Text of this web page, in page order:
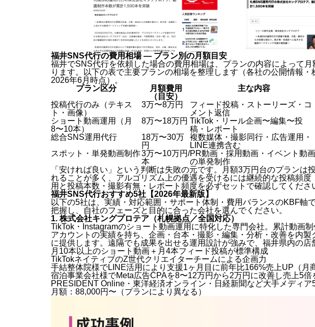
福井SNS代行の費用相場 — プラン別の月額目安
福井でSNS代行を依頼した場合の費用相場は、プランの内容によって
ります。以下の表で主要プランの相場を整理します（各社の公開情報・
2026年6月時点）。
プラン区分
月額費用
（目安）
主な内容
投稿代行のみ（テキス
ト・画像）
3万〜8万円
フィード投稿・ストーリーズ・コ
メント返信
ショート動画運用（月
8〜10本）
8万〜18万円 TikTok・リール企画〜編集〜投
稿・レポート
総合SNS運用代行
18万〜30万
円
複数媒体・撮影同行・広告運用・
LINE連携含む
スポット・単発動画制作3万〜10万円/
本
PR動画・採用動画・イベント動画
の単発制作
「安ければ良い」という判断は失敗の元です。月額3万円台のプランは
れることが多く、アルゴリズム上の優遇を受けるには継続的な投稿頻
用と投稿本数・撮影有無・レポート頻度を必ずセットで確認してくださ
福井SNS代行おすすめ5社【2026年最新版】
以下の5社は、実績・対応範囲・サポート体制・費用バランスのKBF軸
把握し、自社のフェーズと目的に合った会社を選んでください。
1. 株式会社キングプロテア（札幌拠点／全国対応）
TikTok・Instagramのショート動画運用に特化した専門会社。累計動画
アカウントの実績を持ち、企画・台本・撮影・編集・分析・改善を内
に提供します。遠隔でも成果を出せる運用設計が強みで、福井県内の店
月10本以上のショート動画＋月4本フィード投稿が標準構成
TikTokネイティブのZ世代クリエイターチームによる企画力
手結整体院様でLINE活用により支援1ヶ月目に前年比166%売上UP（
宿泊事業会社様でMeta広告CPAを8〜12万円から2万円に改善し売上5倍
PRESIDENT Online・東洋経済オンライン・日経新聞など大手メディア
月額：88,000円〜（プランにより異なる）